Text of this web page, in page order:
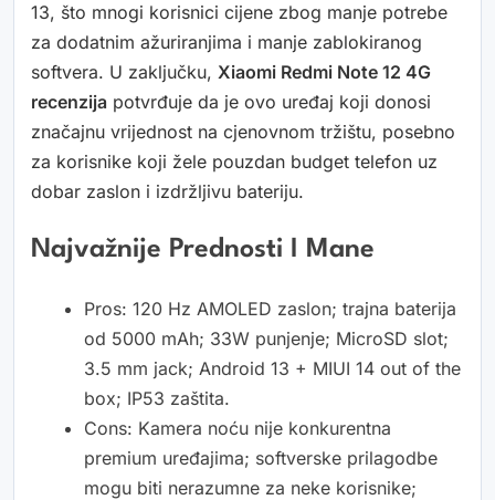
13, što mnogi korisnici cijene zbog manje potrebe
za dodatnim ažuriranjima i manje zablokiranog
softvera. U zaključku, Xiaomi Redmi Note 12 4G
recenzija potvrđuje da je ovo uređaj koji donosi
značajnu vrijednost na cjenovnom tržištu, posebno
za korisnike koji žele pouzdan budget telefon uz
dobar zaslon i izdržljivu bateriju.
Najvažnije Prednosti I Mane
Pros: 120 Hz AMOLED zaslon; trajna baterija
od 5000 mAh; 33W punjenje; MicroSD slot;
3.5 mm jack; Android 13 + MIUI 14 out of the
box; IP53 zaštita.
Cons: Kamera noću nije konkurentna
premium uređajima; softverske prilagodbe
mogu biti nerazumne za neke korisnike;